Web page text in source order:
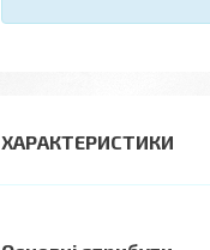
ХАРАКТЕРИСТИКИ